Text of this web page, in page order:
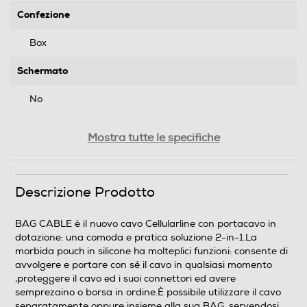
Confezione
Box
Schermato
No
Descrizione marketing
BAG CABLE è il nuovo cavo Cellularline con portacavo
in dotazione: una comoda e pratica soluzione 2-in-1.La
morbida pouch in silicone ha molteplici funzioni:
Mostra tutte le specifiche
Descrizione Prodotto
BAG CABLE è il nuovo cavo Cellularline con portacavo in
dotazione: una comoda e pratica soluzione 2-in-1.La
morbida pouch in silicone ha molteplici funzioni: consente di
avvolgere e portare con sé il cavo in qualsiasi momento
,proteggere il cavo ed i suoi connettori ed avere
semprezaino o borsa in ordine.È possibile utilizzare il cavo